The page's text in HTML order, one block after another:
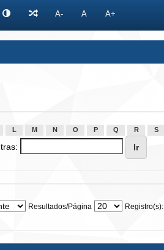
A- A A+
L M N O P Q R S
Resultados/Página Registro(s):